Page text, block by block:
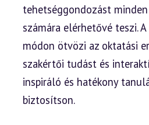
tehetséggondozást
számára elérhetővé teszi.
módon ötvözi az oktatási
szakértői tudást és
inspiráló és hatékony
biztosítson.